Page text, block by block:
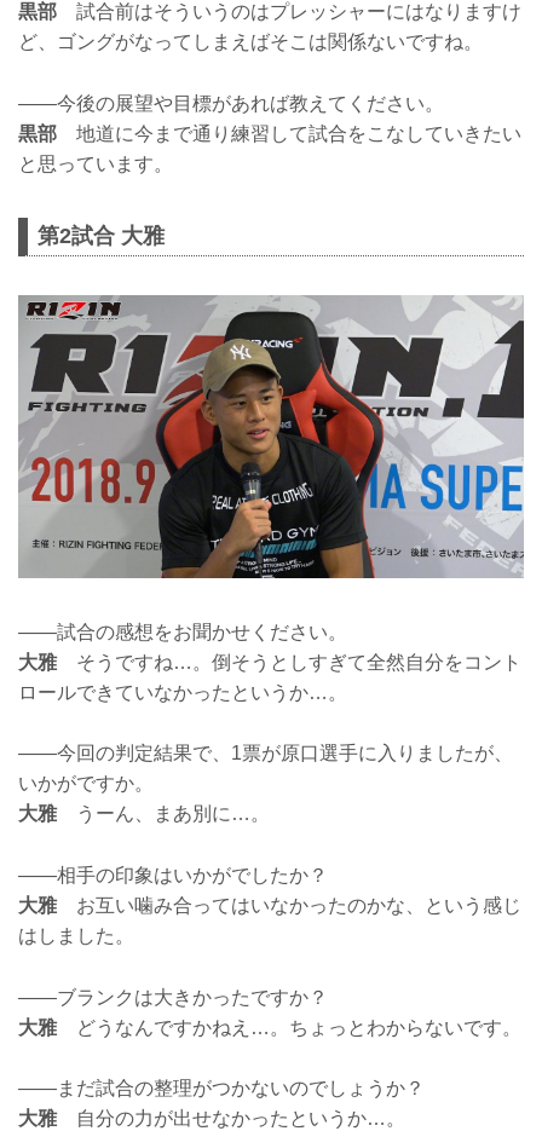
黒部 試合前はそういうのはプレッシャーにはなりますけ
ど、ゴングがなってしまえばそこは関係ないですね。
——今後の展望や目標があれば教えてください。
黒部 地道に今まで通り練習して試合をこなしていきたい
と思っています。
第2試合 大雅
——試合の感想をお聞かせください。
大雅そうですね…。倒そうとしすぎて全然自分をコント
ロールできていなかったというか…。
——今回の判定結果で、1票が原口選手に入りましたが、
いかがですか。
大雅うーん、まあ別に…。
——相手の印象はいかがでしたか？
大雅お互い噛み合ってはいなかったのかな、という感じ
はしました。
——ブランクは大きかったですか？
大雅どうなんですかねえ…。ちょっとわからないです。
——まだ試合の整理がつかないのでしょうか？
大雅自分の力が出せなかったというか…。